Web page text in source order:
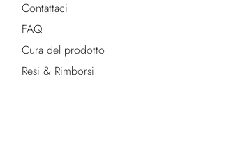
Contattaci
FAQ
Cura del prodotto
Resi & Rimborsi